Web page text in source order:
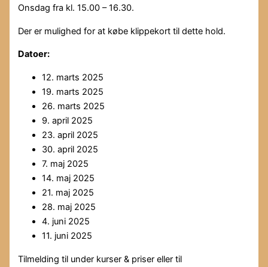
Onsdag fra kl. 15.00 – 16.30.
Der er mulighed for at købe klippekort til dette hold.
Datoer:
12. marts 2025
19. marts 2025
26. marts 2025
9. april 2025
23. april 2025
30. april 2025
7. maj 2025
14. maj 2025
21. maj 2025
28. maj 2025
4. juni 2025
11. juni 2025
Tilmelding til under kurser & priser eller til